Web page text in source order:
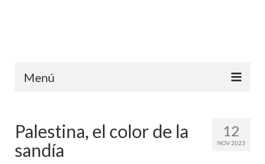
Menú
Ediciones anteriores
Contáctanos
12
NOV 2023
Palestina, el color de la
sandía